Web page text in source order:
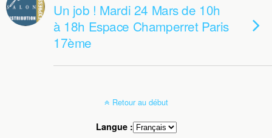
Un job ! Mardi 24 Mars de 10h
à 18h Espace Champerret Paris
17ème
Retour au début
Langue :